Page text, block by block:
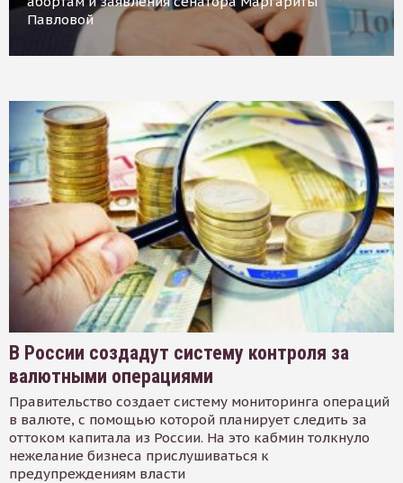
Павловой
В России создадут систему контроля за
валютными операциями
Правительство создает систему мониторинга операций
в валюте, с помощью которой планирует следить за
оттоком капитала из России. На это кабмин толкнуло
нежелание бизнеса прислушиваться к
предупреждениям власти